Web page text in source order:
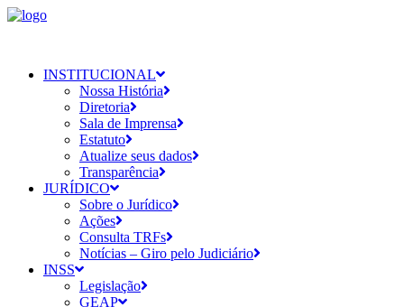
INSTITUCIONAL
Nossa História
Diretoria
Sala de Imprensa
Estatuto
Atualize seus dados
Transparência
JURÍDICO
Sobre o Jurídico
Ações
Consulta TRFs
Notícias – Giro pelo Judiciário
INSS
Legislação
GEAP